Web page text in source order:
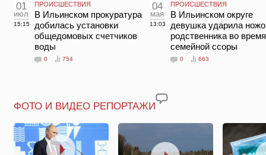
01
июл
15:15
ПРОИСШЕСТВИЯ
В Ильинском прокуратура
добилась установки
общедомовых счетчиков
воды
0 754
04
мая
13:03
ПРОИСШЕСТВИЯ
В Ильинском округе
девушка ударила
родственника во время
семейной ссоры
0 663
ФОТО И ВИДЕО РЕПОРТАЖИ